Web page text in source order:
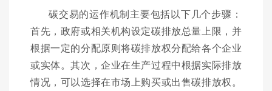
碳交易的运作机制主要包括以下几个步骤：
首先，政府或相关机构设定碳排放总量上限，并
根据一定的分配原则将碳排放权分配给各个企业
或实体。其次，企业在生产过程中根据实际排放
情况，可以选择在市场上购买或出售碳排放权。